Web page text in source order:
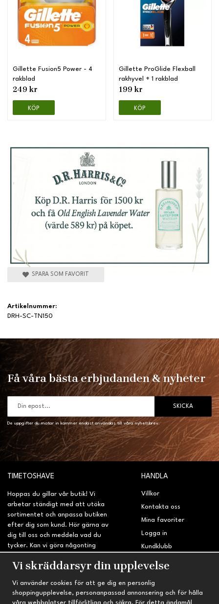
Gillette Fusion5 Power - 4
rakblad
249 kr
KÖP
Gillette ProGlide Flexball
rakhyvel + 1 rakblad
199 kr
KÖP
SPARA SOM FAVORIT
Artikelnummer:
DRH-SC-TN150
Få våra bästa erbjudanden & nyheter
SKICKA
De uppgifter du matar in kommer endast användas till våra nyhetsbrev.
TIMETOSHAVE
Hoppas du gillar vår butik! Vi
arbetar ständigt med att utöka
sortimentet och anpassa butiken
efter dig som kund. Hör gärna av
dig till oss och meddela vad du
tycker. Kan vi göra någonting
sidan?
HANDLA
Villkor
Kontakta oss
Mina favoriter
Logga in
Kundklubb
Retur & Reklamation
INFORMATION TRYGG HANDEL
Vi skräddarsyr din upplevelse
Vi använder cookies för att ge dig en personlig
shoppingupplevelse, personanpassad annonsering och för hålla